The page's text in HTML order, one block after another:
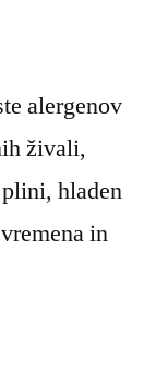
alergenov
živali,
hladen
in